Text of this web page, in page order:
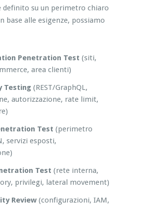
definito su un perimetro chiaro
base alle esigenze, possiamo
Penetration Test (siti,
area clienti)
Testing(REST/GraphQL,
autorizzazione, rate limit,
Test (perimetro
servizi esposti,
Test (rete interna,
privilegi, lateral movement)
Review(configurazioni, IAM,